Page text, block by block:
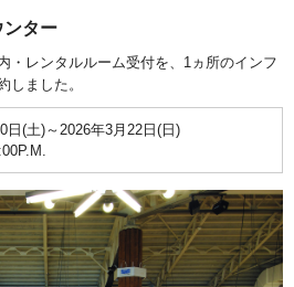
ンター
・レンタルルーム受付を、1ヵ所のインフ
しました。
日(土)～2026年3月22日(日)